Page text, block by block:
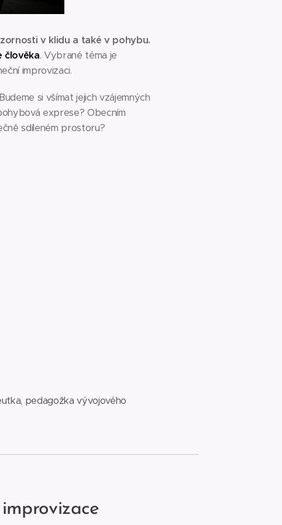
v klidu a také v pohybu.
člověka. Vybrané téma je
improvizaci.
si všímat jejich vzájemných
exprese? Obecním
sdíleném prostoru?
pedagožka vývojového